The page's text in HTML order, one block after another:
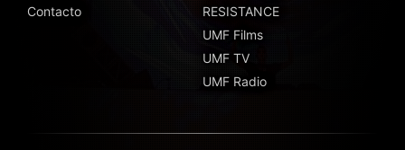
Contacto
RESISTANCE
UMF Films
UMF TV
UMF Radio